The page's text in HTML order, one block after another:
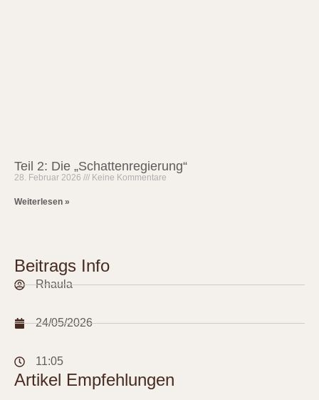
Teil 2: Die „Schattenregierung“
28. Februar 2026 Keine Kommentare
Weiterlesen »
Beitrags Info
Rhaula
24/05/2026
11:05
Artikel Empfehlungen